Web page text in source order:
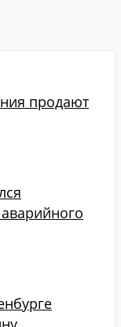
продают